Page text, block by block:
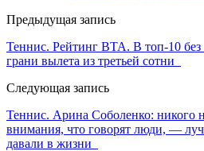
Предыдущая запись
Теннис. Рейтинг ВТА. В топ-10 без
грани вылета из третьей сотни
Следующая запись
Теннис. Арина Соболенко: никого
внимания, что говорят люди, —
давали в жизни